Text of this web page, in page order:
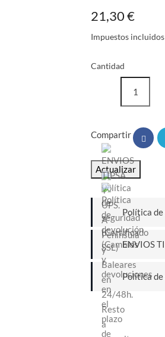
21,30 €
Impuestos incluidos
Cantidad
Compartir
Política
ENVIOS
Política de